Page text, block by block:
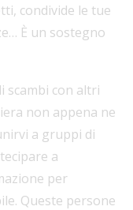
condivide le tue
È un sostegno
scambi con altri
non appena ne
a gruppi di
a
per
Queste persone